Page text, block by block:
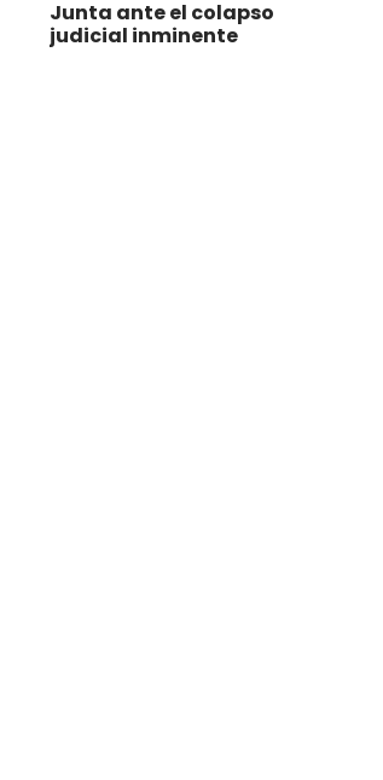
Junta ante el colapso
judicial inminente